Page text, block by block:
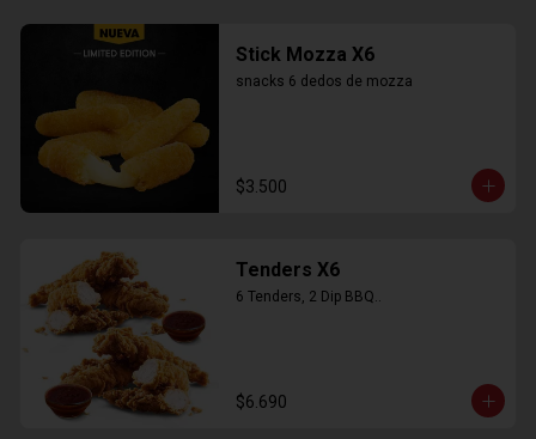
Stick Mozza X6
snacks 6 dedos de mozza
$3.500
Tenders X6
6 Tenders, 2 Dip BBQ..
$6.690